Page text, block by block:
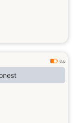
0.6